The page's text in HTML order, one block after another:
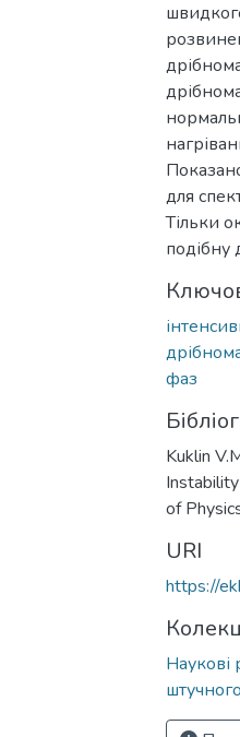
для
Тільки
подібну
фаз
Kuklin
of
URI
https://
Наукові